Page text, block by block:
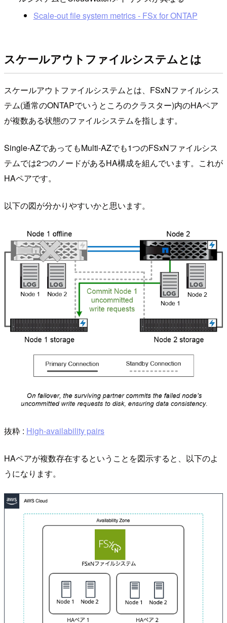
Scale-out file system metrics - FSx for ONTAP
スケールアウトファイルシステムとは
スケールアウトファイルシステムとは、FSxNファイルシス
テム(通常のONTAPでいうところのクラスター)内のHAペア
が複数ある状態のファイルシステムを指します。
Single-AZであってもMulti-AZでも1つのFSxNファイルシス
テムでは2つのノードがあるHA構成を組んでいます。これが
HAペアです。
以下の図が分かりやすいかと思います。
抜粋 : High-availability pairs
HAペアが複数存在するということを図示すると、以下のよ
うになります。